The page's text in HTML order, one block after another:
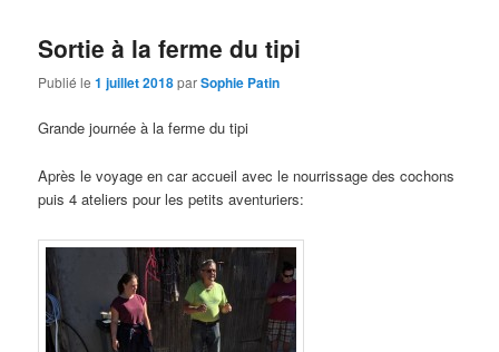
Sortie à la ferme du tipi
Publié le1 juillet 2018parSophie Patin
Grande journée à la ferme du tipi
Après le voyage en car accueil avec le nourrissage des cochons
puis 4 ateliers pour les petits aventuriers: